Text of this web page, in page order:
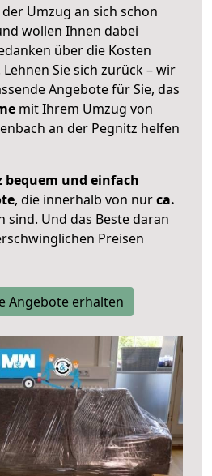
Umzug an sich schon
wollen Ihnen dabei
über die Kosten
Sie sich zurück – wir
Angebote für Sie, das
mit Ihrem Umzug von
an der Pegnitz helfen
bequem und einfach
, die innerhalb von nurca.
sind. Und das Beste daran
Preisen
Angebote erhalten